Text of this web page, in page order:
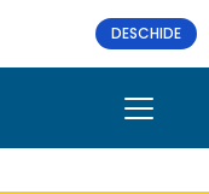
DESCHIDE